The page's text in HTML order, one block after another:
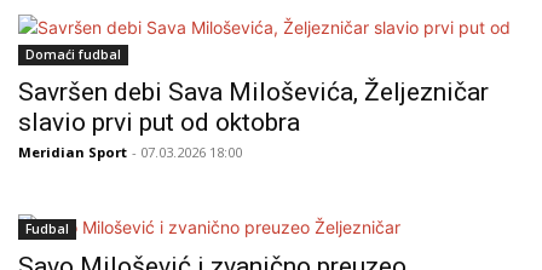
Domaći fudbal
Savršen debi Sava Miloševića, Željezničar
slavio prvi put od oktobra
Meridian Sport - 07.03.2026 18:00
Fudbal